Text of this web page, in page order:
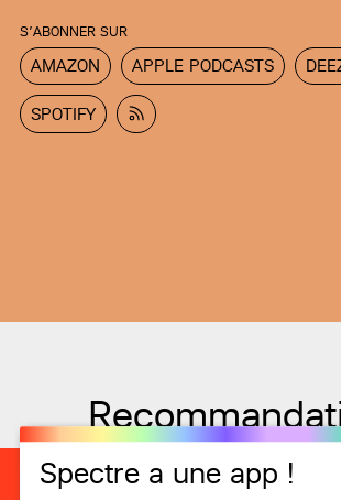
Spectre a une app !
S’ABONNER SUR
AMAZON APPLE PODCASTS
SPOTIFY